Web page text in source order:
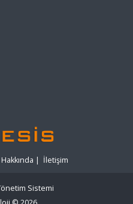
| İletişim
Sistemi